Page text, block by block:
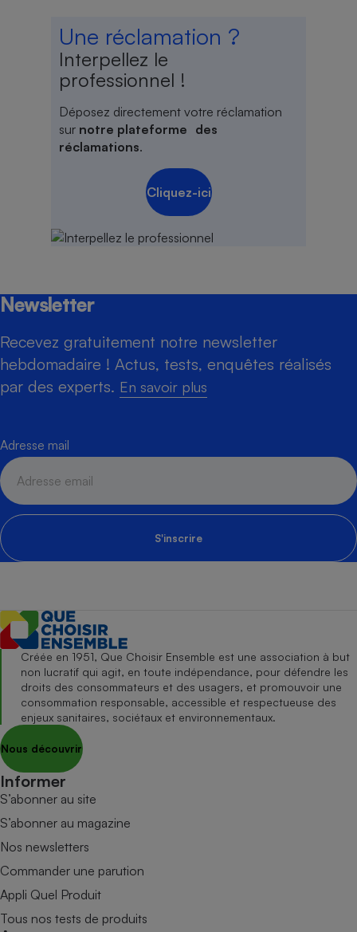
Une réclamation ?
Interpellez le
professionnel !
Déposez directement votre réclamation
sur notre plateforme des
réclamations.
Cliquez-ici
Newsletter
Recevez gratuitement notre newsletter
hebdomadaire ! Actus, tests, enquêtes réalisés
par des experts. En savoir plus
Adresse mail
S'inscrire
Créée en 1951, Que Choisir Ensemble est une association à but
non lucratif qui agit, en toute indépendance, pour défendre les
droits des consommateurs et des usagers, et promouvoir une
consommation responsable, accessible et respectueuse des
enjeux sanitaires, sociétaux et environnementaux.
Nous découvrir
Informer
S’abonner au site
S’abonner au magazine
Nos newsletters
Commander une parution
Appli Quel Produit
Tous nos tests de produits